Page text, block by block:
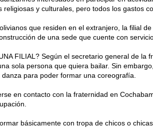
religiosas y culturales, pero todos los gastos
que residen en el extranjero, la filial
de una sede que cuente con
FILIAL? Según el secretario general de la
sola persona que quiera bailar. Sin
danza para poder formar una coreografía.
en contacto con la fraternidad en
básicamente con tropa de chicos o